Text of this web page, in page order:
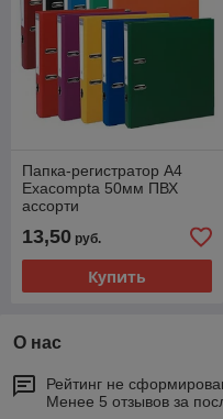
Папка-регистратор А4
Exacompta 50мм ПВХ
ассорти
13,50 руб.
Купить
О нас
Рейтинг не
Менее 5 отзывов за